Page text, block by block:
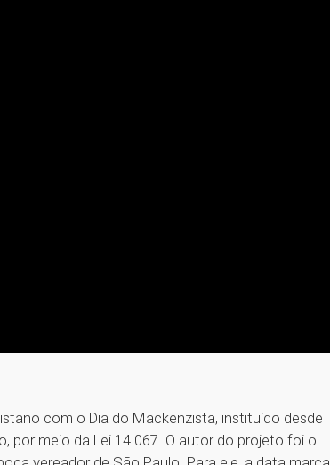
com o Dia do Mackenzista, instituído desde
por meio da Lei 14.067. O autor do projeto foi o